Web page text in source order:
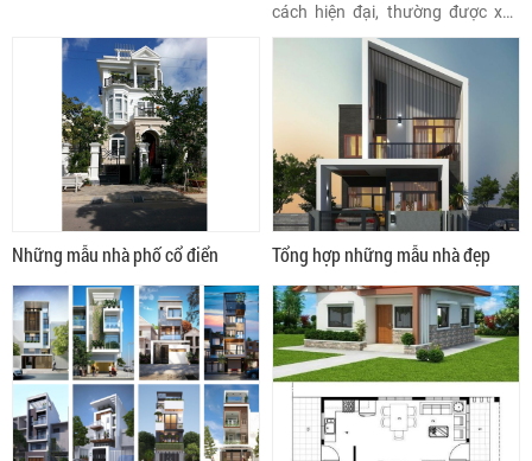
cách hiện đại, thường được xây
dựng với diện tích nhỏ, và có mặt
tiền thường rơi vào khoảng 4 –
6m. Với kích thước chiều ngang
nhỏ, các căn nhà này thường
được xây lên cao tầng để đảm
bảo đầy đủ không gian sinh hoạt.
Những mẫu nhà phố cổ điển Tổng hợp những mẫu nhà đẹp